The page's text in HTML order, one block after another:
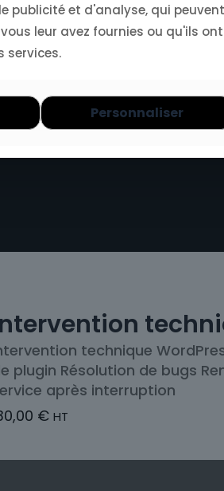
technique
plugin Résolution de bugs
après interruption
€ HT
publicité et d'analyse, qui
leur avez fournies ou qu'ils
services.
Personnaliser